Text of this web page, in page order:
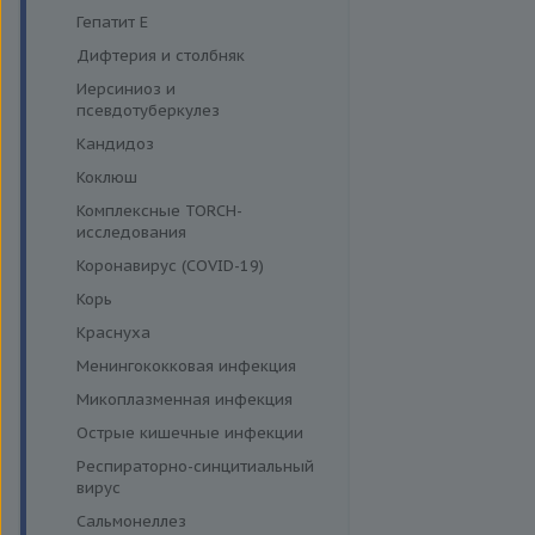
Гепатит E
Дифтерия и столбняк
Иерсиниоз и
псевдотуберкулез
Кандидоз
Коклюш
Комплексные TORCH-
исследования
Коронавирус (COVID-19)
Корь
Краснуха
Менингококковая инфекция
Микоплазменная инфекция
Острые кишечные инфекции
Респираторно-синцитиальный
вирус
Сальмонеллез